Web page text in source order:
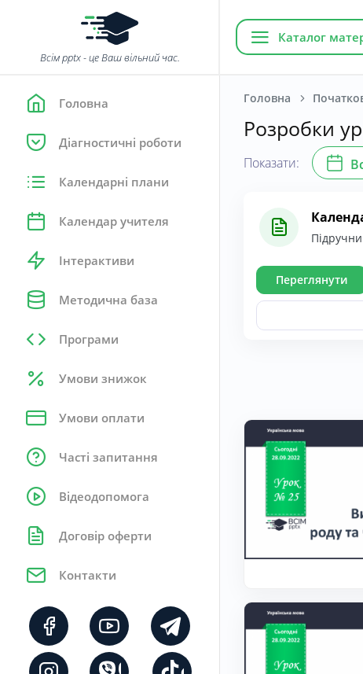
Всім pptx - це Ваш вільний час.
Головна
Діагностичні роботи
Календарні плани
Календар учителя
Інтерактиви
Методична база
Програми
Умови знижок
Умови оплати
Часті запитання
Відеодопомога
Договір оферти
Контакти
Каталог
Головна
Розробки
Показати:
Переглянути